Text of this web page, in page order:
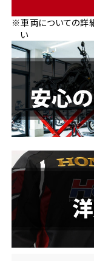
※車両についての詳
い
ホンダド
千葉県
ホンダド
ホンダド
ホンダド
埼玉県
ホンダド
ホンダド
ホンダド
奈良県
ホンダド